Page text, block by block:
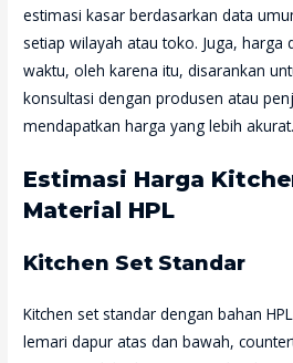
estimasi kasar berdasarkan data
setiap wilayah atau toko. Juga, harga
waktu, oleh karena itu, disarankan
konsultasi dengan produsen atau
mendapatkan harga yang lebih akurat.
Estimasi Harga
Material HPL
Kitchen Set Standar
Kitchen set standar dengan bahan
lemari dapur atas dan bawah,